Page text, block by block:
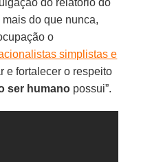
do que nunca,
o
simplistas e
e fortalecer o respeito
ser humano possui”.